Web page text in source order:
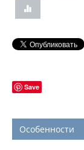
Save
Особенности